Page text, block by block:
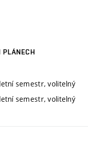
PLÁNECH
semestr, volitelný
semestr, volitelný